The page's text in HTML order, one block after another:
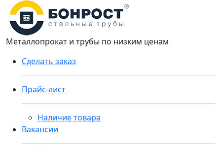
Металлопрокат и трубы по низким ценам
Сделать заказ
Прайс-лист
Наличие товара
Вакансии